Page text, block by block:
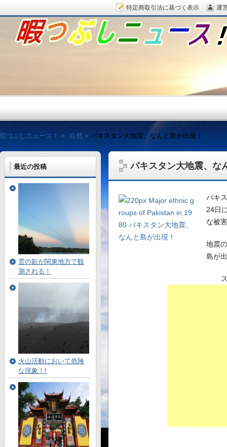
パキスタン大地震、な
パキ
24日
な被
地震
島が
最近の投稿
雲の影が関東地方で観
測される！
火山活動において危険
な現象！!
暇つぶしニュース！ 自然 パキスタン大地震、なんと島が出現！
暇つぶしニュース！
毎日面白い話題をピッ
特定商取引法に基づく表示 運